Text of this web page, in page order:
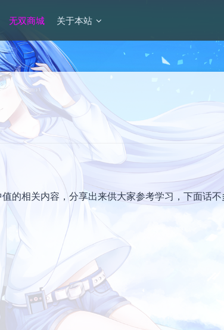
无双商城 关于本站
的相关内容，分享出来供大家参考学习，下面话